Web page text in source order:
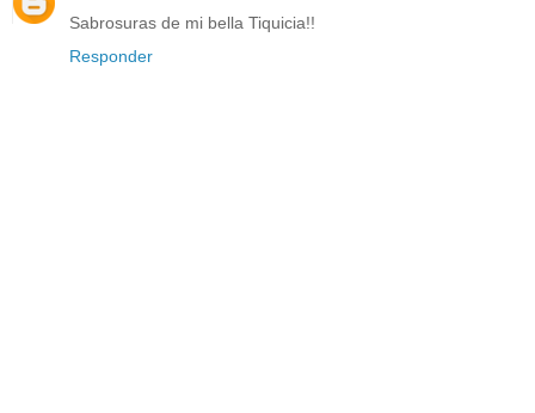
Sabrosuras de mi bella Tiquicia!!
Responder